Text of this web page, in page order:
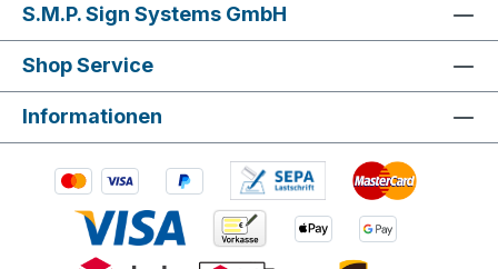
S.M.P. Sign Systems GmbH
Shop Service
Informationen